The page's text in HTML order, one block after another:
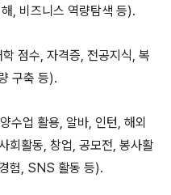
, 비즈니스 역량탐색 등).
학 점수, 자격증, 전공지식, 복
구축 등).
수업 활용, 알바, 인턴, 해외
회활동, 창업, 공모전, 봉사활
험, SNS 활동 등).